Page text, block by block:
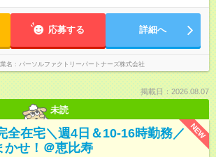
応募する 詳細へ
名 パーソルファクトリーパートナーズ株式会社
掲載日：2026.08.07
未読
NEW
全在宅＼週4日＆10-16時勤務／
かせ！＠恵比寿